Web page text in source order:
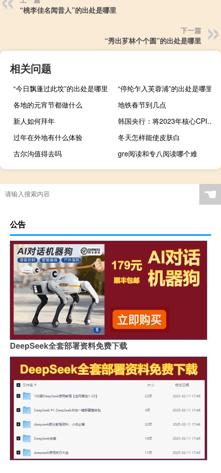
“桃李佳名闻昔人”的出处是哪里
下一篇
“秀出芗林个个圆”的出处是哪里
相关问题
“今日飘蓬过此坟”的出处是哪里
“停纶乍入芙蓉浦”的出处是哪里
各地的元宵节都做什么
地铁春节到几点
新人如何拜年
韩国央行：将2023年核心CPI预测上调至3.4%而原先预测为3.3%
过年在外地有什么体验
冬天怎样能使皮肤白
古尔沟值得去吗
gre阅读和专八阅读哪个难
☚
公告
DeepSeek全套部署资料免费下载